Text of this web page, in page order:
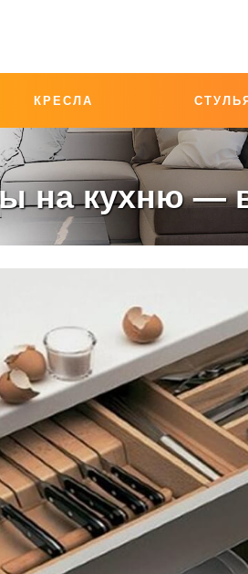
КРЕСЛА
на кухню —